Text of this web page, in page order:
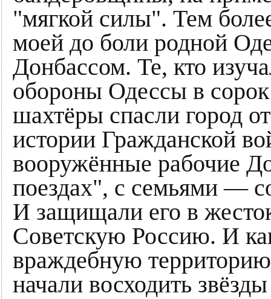
"мягкой силы". Тем
моей до боли родной
Донбассом. Те, кто
обороны Одессы в
шахтёры спасли город
истории Гражданской
вооружённые рабочие
поездах", с семьями —
И защищали его в
Советскую Россию. И
враждебную
начали восходить